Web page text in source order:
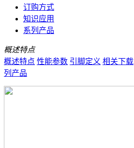
订购方式
知识应用
系列产品
概述特点
概述特点 性能参数 引脚定义 相关下载
列产品